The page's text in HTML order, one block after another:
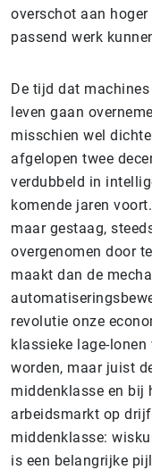
overschot aan
passend werk
De tijd dat
leven gaan
misschien wel
afgelopen twee
verdubbeld in
komende jaren
maar gestaag,
overgenomen door
maakt dan de
revolutie onze
klassieke lage-
worden, maar juist
middenklasse en bij
arbeidsmarkt op
middenklasse:
is een belangrijke